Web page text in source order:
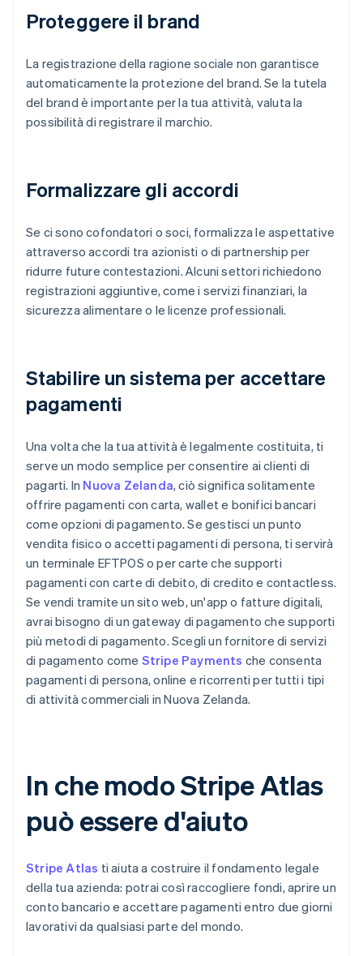
Proteggere il brand
La registrazione della ragione sociale non garantisce
automaticamente la protezione del brand. Se la tutela
del brand è importante per la tua attività, valuta la
possibilità di registrare il marchio.
Formalizzare gli accordi
Se ci sono cofondatori o soci, formalizza le aspettative
attraverso accordi tra azionisti o di partnership per
ridurre future contestazioni. Alcuni settori richiedono
registrazioni aggiuntive, come i servizi finanziari, la
sicurezza alimentare o le licenze professionali.
Stabilire un sistema per accettare
pagamenti
Una volta che la tua attività è legalmente costituita, ti
serve un modo semplice per consentire ai clienti di
pagarti. In Nuova Zelanda, ciò significa solitamente
offrire pagamenti con carta, wallet e bonifici bancari
come opzioni di pagamento. Se gestisci un punto
vendita fisico o accetti pagamenti di persona, ti servirà
un terminale EFTPOS o per carte che supporti
pagamenti con carte di debito, di credito e contactless.
Se vendi tramite un sito web, un'app o fatture digitali,
avrai bisogno di un gateway di pagamento che supporti
più metodi di pagamento. Scegli un fornitore di servizi
di pagamento come Stripe Payments che consenta
pagamenti di persona, online e ricorrenti per tutti i tipi
di attività commerciali in Nuova Zelanda.
In che modo Stripe Atlas
può essere d'aiuto
Stripe Atlas ti aiuta a costruire il fondamento legale
della tua azienda: potrai così raccogliere fondi, aprire un
conto bancario e accettare pagamenti entro due giorni
lavorativi da qualsiasi parte del mondo.